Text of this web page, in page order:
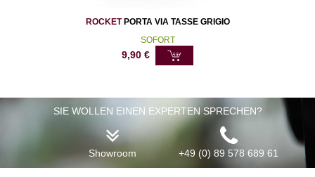
ROCKETPORTA VIA TASSE GRIGIO
SOFORT
9,90 €
SIE WOLLEN EINEN EXPERTEN SPRECHEN?
Showroom +49 (0) 89 578 689 61